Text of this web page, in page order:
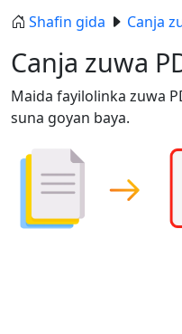
Shafin gida Canja
Canja zuwa
Maida fayilolinka zuwa
suna goyan baya.